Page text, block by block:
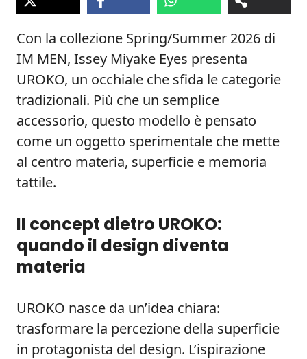
Con la collezione Spring/Summer 2026 di
IM MEN, Issey Miyake Eyes presenta
UROKO, un occhiale che sfida le categorie
tradizionali. Più che un semplice
accessorio, questo modello è pensato
come un oggetto sperimentale che mette
al centro materia, superficie e memoria
tattile.
Il concept dietro UROKO:
quando il design diventa
materia
UROKO nasce da un’idea chiara:
trasformare la percezione della superficie
in protagonista del design. L’ispirazione